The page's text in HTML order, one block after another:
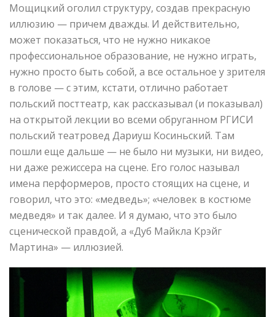
Мощицкий оголил структуру, создав прекрасную
иллюзию — причем дважды. И действительно,
может показаться, что не нужно никакое
профессиональное образование, не нужно играть,
нужно просто быть собой, а все остальное у зрителя
в голове — с этим, кстати, отлично работает
польский посттеатр, как рассказывал (и показывал)
на открытой лекции во всеми обруганном РГИСИ
польский театровед Дариуш Косиньский. Там
пошли еще дальше — не было ни музыки, ни видео,
ни даже режиссера на сцене. Его голос называл
имена перформеров, просто стоящих на сцене, и
говорил, что это: «медведь»; «человек в костюме
медведя» и так далее. И я думаю, что это было
сценической правдой, а «Дуб Майкла Крэйг
Мартина» — иллюзией.